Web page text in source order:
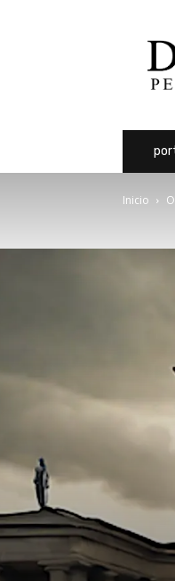
Inicio